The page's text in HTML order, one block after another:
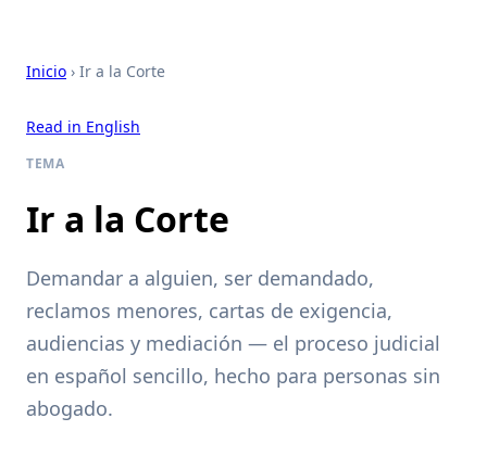
Inicio › Ir a la Corte
Read in English
TEMA
Ir a la Corte
Demandar a alguien, ser demandado,
reclamos menores, cartas de exigencia,
audiencias y mediación — el proceso judicial
en español sencillo, hecho para personas sin
abogado.